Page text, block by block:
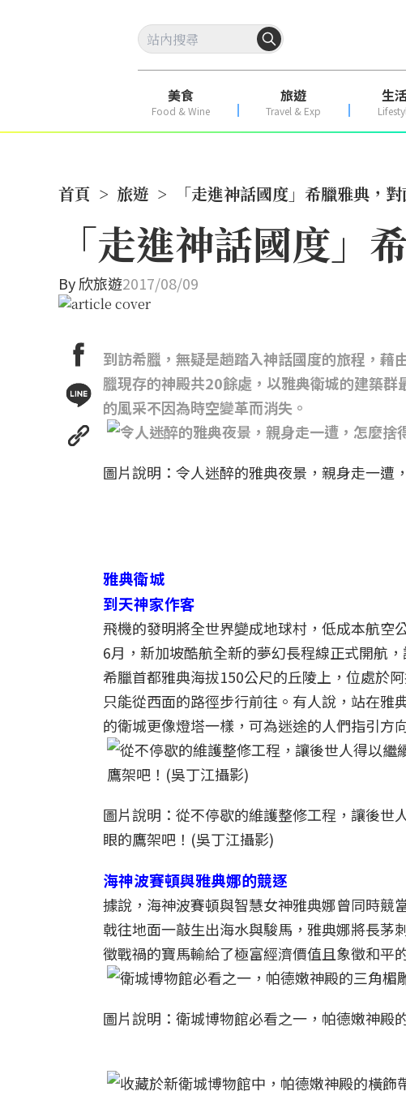
美食
Food & Wine
旅遊
Travel & Exp
生活
首頁 > 旅遊 > 「走進神話國度」希臘雅典，
「走進神話國度」
By欣旅遊2017/08/09
到訪希臘，無疑是趟踏入神話國度的旅程，藉
臘現存的神殿共20餘處，以雅典衛城的建築
的風采不因為時空變革而消失。
圖片說明：令人迷醉的雅典夜景，親身走一遭
雅典衛城
到天神家作客
飛機的發明將全世界變成地球村，低成本航空
6月，新加坡酷航全新的夢幻長程線正式開航
希臘首都雅典海拔150公尺的丘陵上，位處於
只能從西面的路徑步行前往。有人說，站在雅
的衛城更像燈塔一樣，可為迷途的人們指引方
圖片說明：從不停歇的維護整修工程，讓後世
眼的鷹架吧！(吳丁江攝影)
海神波賽頓與雅典娜的競逐
據說，海神波賽頓與智慧女神雅典娜曾同時競
戟往地面一敲生出海水與駿馬，雅典娜將長茅
徵戰禍的寶馬輸給了極富經濟價值且象徵和平
圖片說明：衛城博物館必看之一，帕德嫩神殿